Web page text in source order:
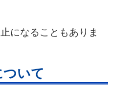
になることもありま
いて